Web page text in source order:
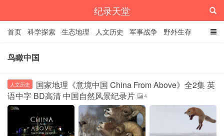
纪录天堂
首页 科学探索 生态地理 人文历史 军事战争 野外生存
经典纪录
鸟瞰中国
人文历史
国家地理《意境中国 China From Above》全2集 英
语中字 BD高清 中国自然风景纪录片
4